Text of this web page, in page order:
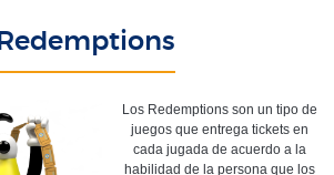
Redemptions
Los Redemptions son un tipo de
juegos que entrega tickets en
cada jugada de acuerdo a la
habilidad de la persona que los